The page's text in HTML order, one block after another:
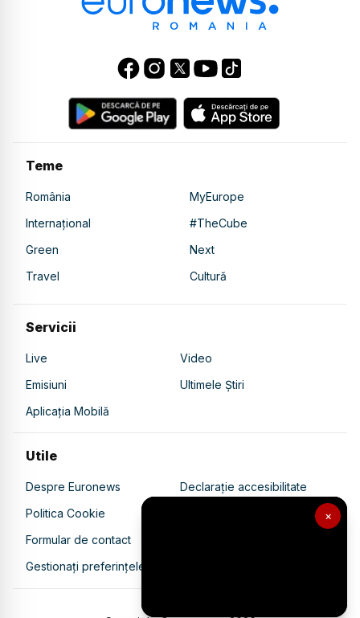
×
Teme
România
MyEurope
Internațional
#TheCube
Green
Next
Travel
Cultură
Servicii
Live
Video
Emisiuni
Ultimele Știri
Aplicația Mobilă
Utile
Despre Euronews
Declarație accesibilitate
Politica Cookie
Politica de confidențialitate
Formular de contact
Gestionați preferințele